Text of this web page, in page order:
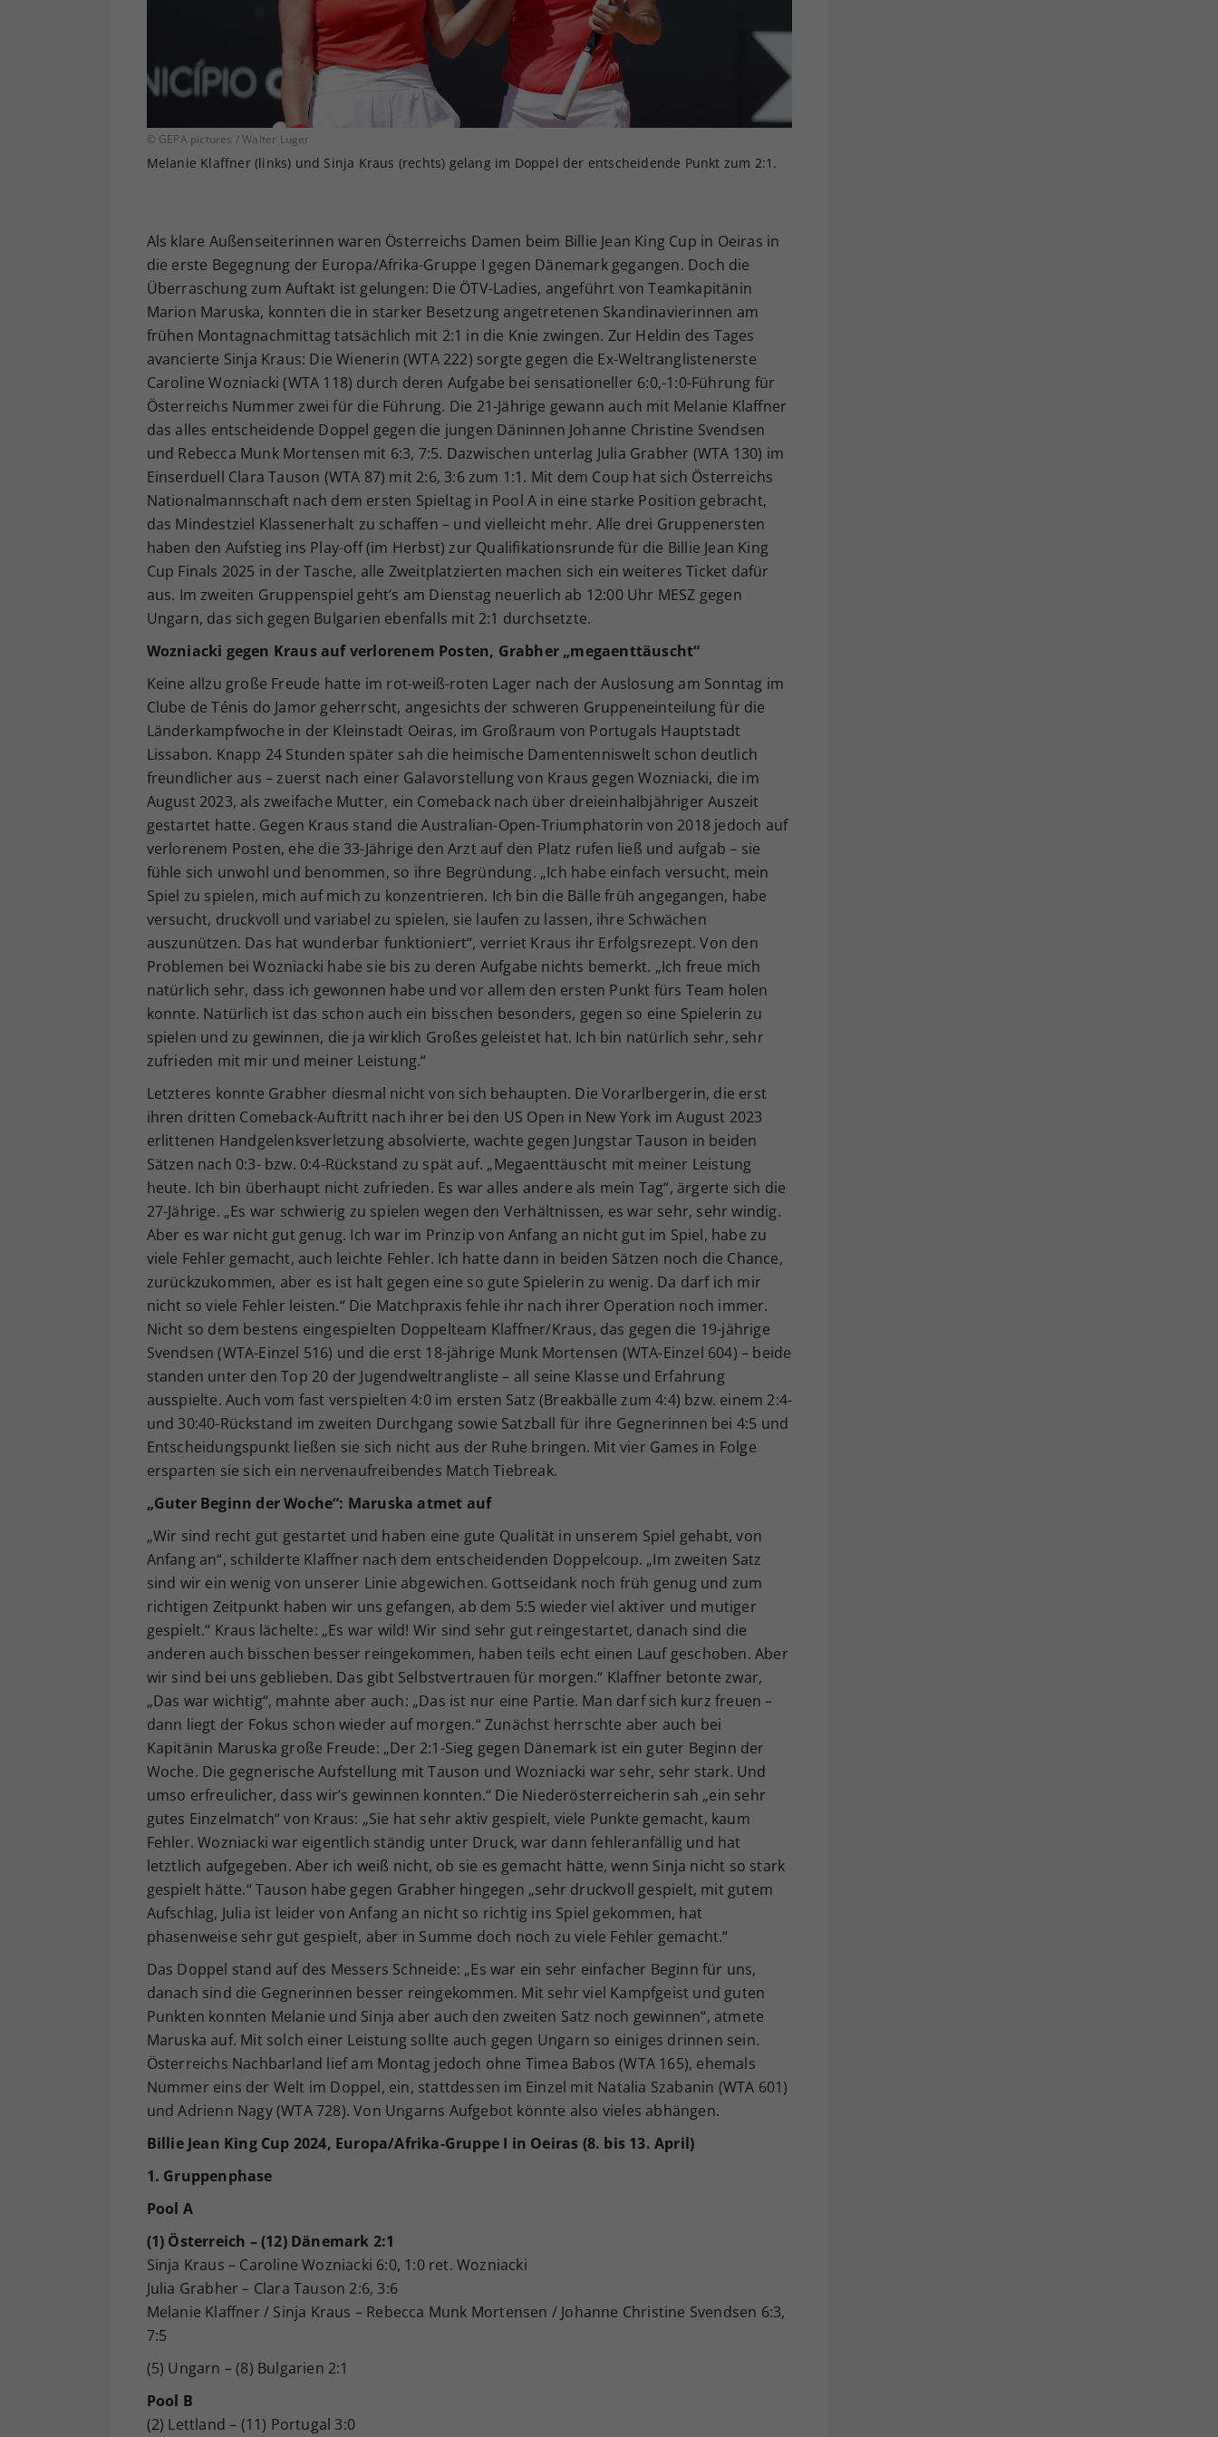
© GEPA pictures / Walter Luger
Melanie Klaffner (links) und Sinja Kraus (rechts) gelang im Doppel der entscheidende Punkt zum 2:1.
Als klare Außenseiterinnen waren Österreichs Damen beim Billie Jean King Cup in Oeiras in
die erste Begegnung der Europa/Afrika-Gruppe I gegen Dänemark gegangen. Doch die
Überraschung zum Auftakt ist gelungen: Die ÖTV-Ladies, angeführt von Teamkapitänin
Marion Maruska, konnten die in starker Besetzung angetretenen Skandinavierinnen am
frühen Montagnachmittag tatsächlich mit 2:1 in die Knie zwingen. Zur Heldin des Tages
avancierte Sinja Kraus: Die Wienerin (WTA 222) sorgte gegen die Ex-Weltranglistenerste
Caroline Wozniacki (WTA 118) durch deren Aufgabe bei sensationeller 6:0,-1:0-Führung für
Österreichs Nummer zwei für die Führung. Die 21-Jährige gewann auch mit Melanie Klaffner
das alles entscheidende Doppel gegen die jungen Däninnen Johanne Christine Svendsen
und Rebecca Munk Mortensen mit 6:3, 7:5. Dazwischen unterlag Julia Grabher (WTA 130) im
Einserduell Clara Tauson (WTA 87) mit 2:6, 3:6 zum 1:1. Mit dem Coup hat sich Österreichs
Nationalmannschaft nach dem ersten Spieltag in Pool A in eine starke Position gebracht,
das Mindestziel Klassenerhalt zu schaffen – und vielleicht mehr. Alle drei Gruppenersten
haben den Aufstieg ins Play-off (im Herbst) zur Qualifikationsrunde für die Billie Jean King
Cup Finals 2025 in der Tasche, alle Zweitplatzierten machen sich ein weiteres Ticket dafür
aus. Im zweiten Gruppenspiel geht’s am Dienstag neuerlich ab 12:00 Uhr MESZ gegen
Ungarn, das sich gegen Bulgarien ebenfalls mit 2:1 durchsetzte.
Wozniacki gegen Kraus auf verlorenem Posten, Grabher „megaenttäuscht“
Keine allzu große Freude hatte im rot-weiß-roten Lager nach der Auslosung am Sonntag im
Clube de Ténis do Jamor geherrscht, angesichts der schweren Gruppeneinteilung für die
Länderkampfwoche in der Kleinstadt Oeiras, im Großraum von Portugals Hauptstadt
Lissabon. Knapp 24 Stunden später sah die heimische Damentenniswelt schon deutlich
freundlicher aus – zuerst nach einer Galavorstellung von Kraus gegen Wozniacki, die im
August 2023, als zweifache Mutter, ein Comeback nach über dreieinhalbjähriger Auszeit
gestartet hatte. Gegen Kraus stand die Australian-Open-Triumphatorin von 2018 jedoch auf
verlorenem Posten, ehe die 33-Jährige den Arzt auf den Platz rufen ließ und aufgab – sie
fühle sich unwohl und benommen, so ihre Begründung. „Ich habe einfach versucht, mein
Spiel zu spielen, mich auf mich zu konzentrieren. Ich bin die Bälle früh angegangen, habe
versucht, druckvoll und variabel zu spielen, sie laufen zu lassen, ihre Schwächen
auszunützen. Das hat wunderbar funktioniert“, verriet Kraus ihr Erfolgsrezept. Von den
Problemen bei Wozniacki habe sie bis zu deren Aufgabe nichts bemerkt. „Ich freue mich
natürlich sehr, dass ich gewonnen habe und vor allem den ersten Punkt fürs Team holen
konnte. Natürlich ist das schon auch ein bisschen besonders, gegen so eine Spielerin zu
spielen und zu gewinnen, die ja wirklich Großes geleistet hat. Ich bin natürlich sehr, sehr
zufrieden mit mir und meiner Leistung.“
Letzteres konnte Grabher diesmal nicht von sich behaupten. Die Vorarlbergerin, die erst
ihren dritten Comeback-Auftritt nach ihrer bei den US Open in New York im August 2023
erlittenen Handgelenksverletzung absolvierte, wachte gegen Jungstar Tauson in beiden
Sätzen nach 0:3- bzw. 0:4-Rückstand zu spät auf. „Megaenttäuscht mit meiner Leistung
heute. Ich bin überhaupt nicht zufrieden. Es war alles andere als mein Tag“, ärgerte sich die
27-Jährige. „Es war schwierig zu spielen wegen den Verhältnissen, es war sehr, sehr windig.
Aber es war nicht gut genug. Ich war im Prinzip von Anfang an nicht gut im Spiel, habe zu
viele Fehler gemacht, auch leichte Fehler. Ich hatte dann in beiden Sätzen noch die Chance,
zurückzukommen, aber es ist halt gegen eine so gute Spielerin zu wenig. Da darf ich mir
nicht so viele Fehler leisten.“ Die Matchpraxis fehle ihr nach ihrer Operation noch immer.
Nicht so dem bestens eingespielten Doppelteam Klaffner/Kraus, das gegen die 19-jährige
Svendsen (WTA-Einzel 516) und die erst 18-jährige Munk Mortensen (WTA-Einzel 604) – beide
standen unter den Top 20 der Jugendweltrangliste – all seine Klasse und Erfahrung
ausspielte. Auch vom fast verspielten 4:0 im ersten Satz (Breakbälle zum 4:4) bzw. einem 2:4-
und 30:40-Rückstand im zweiten Durchgang sowie Satzball für ihre Gegnerinnen bei 4:5 und
Entscheidungspunkt ließen sie sich nicht aus der Ruhe bringen. Mit vier Games in Folge
ersparten sie sich ein nervenaufreibendes Match Tiebreak.
„Guter Beginn der Woche“: Maruska atmet auf
„Wir sind recht gut gestartet und haben eine gute Qualität in unserem Spiel gehabt, von
Anfang an“, schilderte Klaffner nach dem entscheidenden Doppelcoup. „Im zweiten Satz
sind wir ein wenig von unserer Linie abgewichen. Gottseidank noch früh genug und zum
richtigen Zeitpunkt haben wir uns gefangen, ab dem 5:5 wieder viel aktiver und mutiger
gespielt.“ Kraus lächelte: „Es war wild! Wir sind sehr gut reingestartet, danach sind die
anderen auch bisschen besser reingekommen, haben teils echt einen Lauf geschoben. Aber
wir sind bei uns geblieben. Das gibt Selbstvertrauen für morgen.“ Klaffner betonte zwar,
„Das war wichtig“, mahnte aber auch: „Das ist nur eine Partie. Man darf sich kurz freuen –
dann liegt der Fokus schon wieder auf morgen.“ Zunächst herrschte aber auch bei
Kapitänin Maruska große Freude: „Der 2:1-Sieg gegen Dänemark ist ein guter Beginn der
Woche. Die gegnerische Aufstellung mit Tauson und Wozniacki war sehr, sehr stark. Und
umso erfreulicher, dass wir’s gewinnen konnten.“ Die Niederösterreicherin sah „ein sehr
gutes Einzelmatch“ von Kraus: „Sie hat sehr aktiv gespielt, viele Punkte gemacht, kaum
Fehler. Wozniacki war eigentlich ständig unter Druck, war dann fehleranfällig und hat
letztlich aufgegeben. Aber ich weiß nicht, ob sie es gemacht hätte, wenn Sinja nicht so stark
gespielt hätte.“ Tauson habe gegen Grabher hingegen „sehr druckvoll gespielt, mit gutem
Aufschlag, Julia ist leider von Anfang an nicht so richtig ins Spiel gekommen, hat
phasenweise sehr gut gespielt, aber in Summe doch noch zu viele Fehler gemacht.“
Das Doppel stand auf des Messers Schneide: „Es war ein sehr einfacher Beginn für uns,
danach sind die Gegnerinnen besser reingekommen. Mit sehr viel Kampfgeist und guten
Punkten konnten Melanie und Sinja aber auch den zweiten Satz noch gewinnen“, atmete
Maruska auf. Mit solch einer Leistung sollte auch gegen Ungarn so einiges drinnen sein.
Österreichs Nachbarland lief am Montag jedoch ohne Timea Babos (WTA 165), ehemals
Nummer eins der Welt im Doppel, ein, stattdessen im Einzel mit Natalia Szabanin (WTA 601)
und Adrienn Nagy (WTA 728). Von Ungarns Aufgebot könnte also vieles abhängen.
Billie Jean King Cup 2024, Europa/Afrika-Gruppe I in Oeiras (8. bis 13. April)
1. Gruppenphase
Pool A
(1) Österreich – (12) Dänemark 2:1
Sinja Kraus – Caroline Wozniacki 6:0, 1:0 ret. Wozniacki
Julia Grabher – Clara Tauson 2:6, 3:6
Melanie Klaffner / Sinja Kraus – Rebecca Munk Mortensen / Johanne Christine Svendsen 6:3,
7:5
(5) Ungarn – (8) Bulgarien 2:1
Pool B
(2) Lettland – (11) Portugal 3:0
Ihrer vorgenommen Einstellungen, falls der
Webseiten-Betreiber dies eingestellt hat.